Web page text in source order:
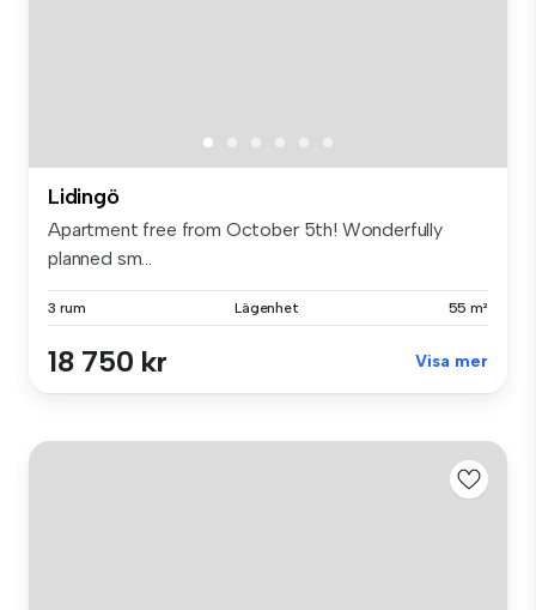
Lidingö
Apartment free from October 5th! Wonderfully
planned sm...
3 rum Lägenhet 55 m²
18 750 kr Visa mer